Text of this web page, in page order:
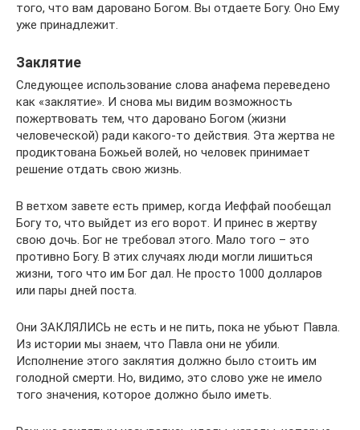
того, что вам даровано Богом. Вы отдаете Богу. Оно Ему
уже принадлежит.
Заклятие
Следующее использование слова анафема переведено
как «заклятие». И снова мы видим возможность
пожертвовать тем, что даровано Богом (жизни
человеческой) ради какого-то действия. Эта жертва не
продиктована Божьей волей, но человек принимает
решение отдать свою жизнь.
В ветхом завете есть пример, когда Иеффай пообещал
Богу то, что выйдет из его ворот. И принес в жертву
свою дочь. Бог не требовал этого. Мало того – это
противно Богу. В этих случаях люди могли лишиться
жизни, того что им Бог дал. Не просто 1000 долларов
или пары дней поста.
Они ЗАКЛЯЛИСЬ не есть и не пить, пока не убьют Павла.
Из истории мы знаем, что Павла они не убили.
Исполнение этого заклятия должно было стоить им
голодной смерти. Но, видимо, это слово уже не имело
того значения, которое должно было иметь.